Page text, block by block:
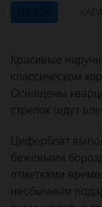
ОБЗОР
Красивые
классическом
Оснащены
стрелок (идут
Циферблат
бежевыми
отметками
необычным